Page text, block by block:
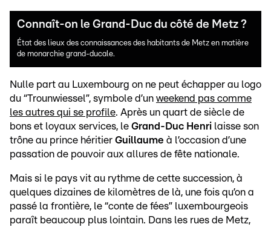
Connaît-on le Grand-Duc du côté de Metz ?
État des lieux des connaissances des habitants de Metz en matière
de monarchie grand-ducale.
Nulle part au Luxembourg on ne peut échapper au logo
du “Trounwiessel”, symbole d’un weekend pas comme
les autres qui se profile. Après un quart de siècle de
bons et loyaux services, le Grand-Duc Henri laisse son
trône au prince héritier Guillaume à l’occasion d’une
passation de pouvoir aux allures de fête nationale.
Mais si le pays vit au rythme de cette succession, à
quelques dizaines de kilomètres de là, une fois qu’on a
passé la frontière, le “conte de fées” luxembourgeois
paraît beaucoup plus lointain. Dans les rues de Metz,